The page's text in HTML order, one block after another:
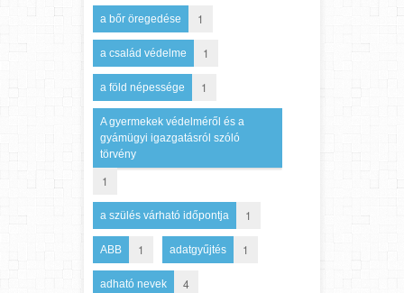
a bőr öregedése 1
a család védelme 1
a föld népessége 1
A gyermekek védelméről és a
gyámügyi igazgatásról szóló
törvény
1
a szülés várható időpontja 1
ABB 1 adatgyűjtés 1
adható nevek 4